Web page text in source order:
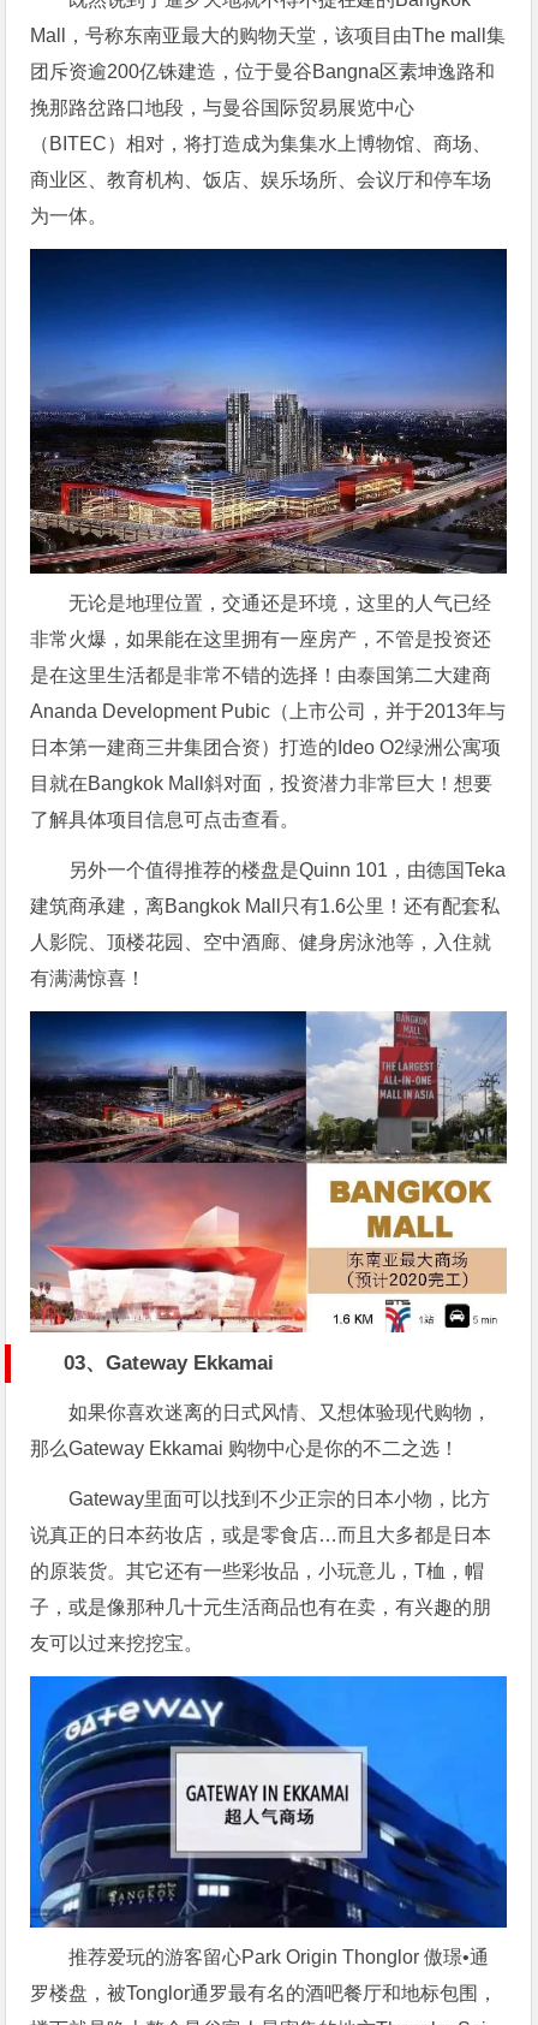
Mall，号称东南亚最大的购物天堂，该项目由The mall集
团斥资逾200亿铢建造，位于曼谷Bangna区素坤逸路和
挽那路岔路口地段，与曼谷国际贸易展览中心
（BITEC）相对，将打造成为集集水上博物馆、商场、
商业区、教育机构、饭店、娱乐场所、会议厅和停车场
为一体。
无论是地理位置，交通还是环境，这里的人气已经
非常火爆，如果能在这里拥有一座房产，不管是投资还
是在这里生活都是非常不错的选择！由泰国第二大建商
Ananda Development Pubic（上市公司，并于2013年与
日本第一建商三井集团合资）打造的Ideo O2绿洲公寓项
目就在Bangkok Mall斜对面，投资潜力非常巨大！想要
了解具体项目信息可点击查看。
另外一个值得推荐的楼盘是Quinn 101，由德国Teka
建筑商承建，离Bangkok Mall只有1.6公里！还有配套私
人影院、顶楼花园、空中酒廊、健身房泳池等，入住就
有满满惊喜！
03、Gateway Ekkamai
如果你喜欢迷离的日式风情、又想体验现代购物，
那么Gateway Ekkamai 购物中心是你的不二之选！
Gateway里面可以找到不少正宗的日本小物，比方
说真正的日本药妆店，或是零食店…而且大多都是日本
的原装货。其它还有一些彩妆品，小玩意儿，T桖，帽
子，或是像那种几十元生活商品也有在卖，有兴趣的朋
友可以过来挖挖宝。
推荐爱玩的游客留心Park Origin Thonglor 傲璟•通
罗楼盘，被Tonglor通罗最有名的酒吧餐厅和地标包围，